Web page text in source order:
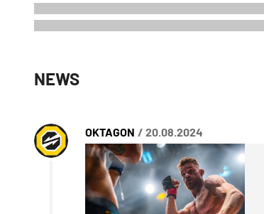
NEWS
OKTAGON / 20.08.2024